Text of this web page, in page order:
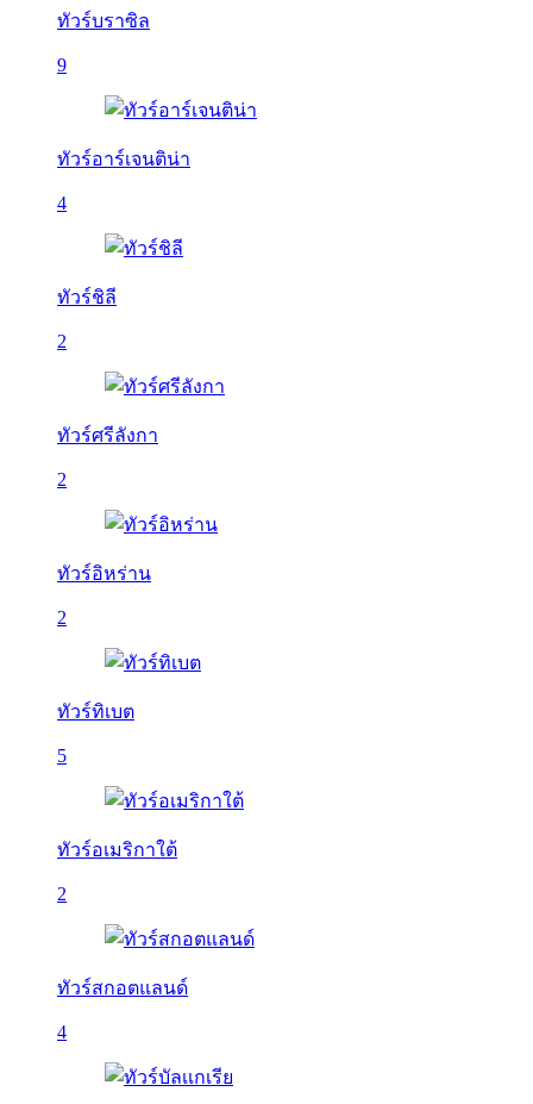
ทัวร์บราซิล
9
ทัวร์อาร์เจนติน่า
4
ทัวร์ชิลี
2
ทัวร์ศรีลังกา
2
ทัวร์อิหร่าน
2
ทัวร์ทิเบต
5
ทัวร์อเมริกาใต้
2
ทัวร์สกอตแลนด์
4